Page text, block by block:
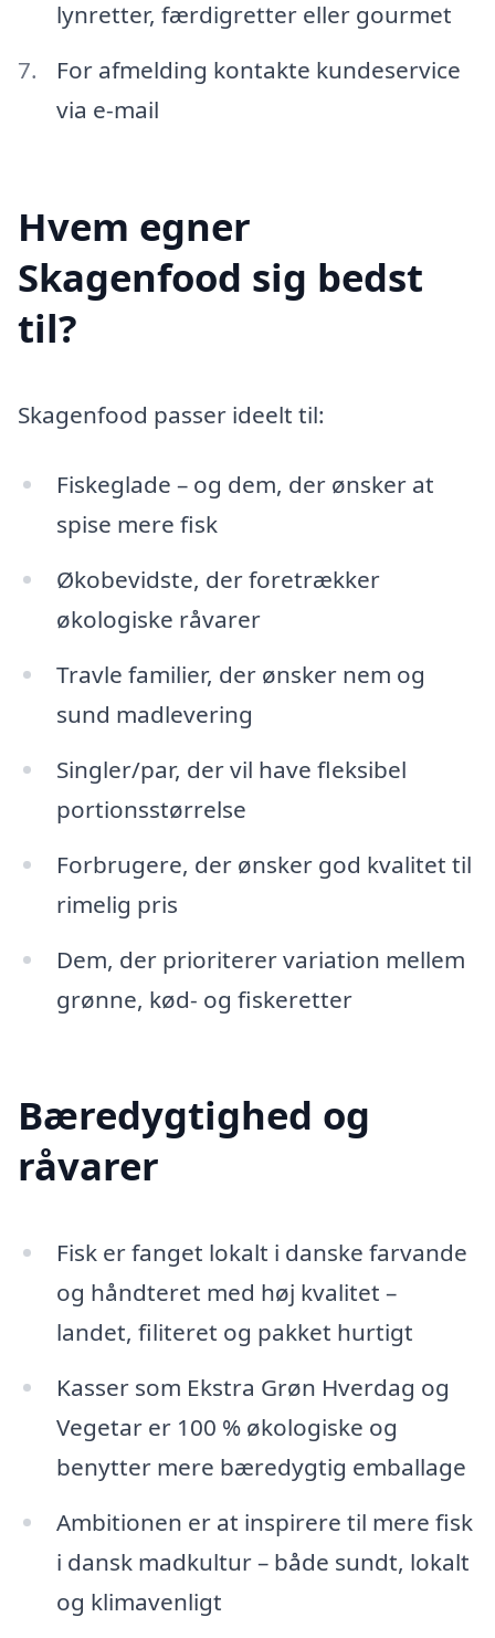
lynretter, færdigretter eller gourmet
For afmelding kontakte kundeservice
via e-mail
Hvem egner
Skagenfood sig bedst
til?
Skagenfood passer ideelt til:
Fiskeglade – og dem, der ønsker at
spise mere fisk
Økobevidste, der foretrækker
økologiske råvarer
Travle familier, der ønsker nem og
sund madlevering
Singler/par, der vil have fleksibel
portionsstørrelse
Forbrugere, der ønsker god kvalitet til
rimelig pris
Dem, der prioriterer variation mellem
grønne, kød- og fiskeretter
Bæredygtighed og
råvarer
Fisk er fanget lokalt i danske farvande
og håndteret med høj kvalitet –
landet, filiteret og pakket hurtigt
Kasser som Ekstra Grøn Hverdag og
Vegetar er 100 % økologiske og
benytter mere bæredygtig emballage
Ambitionen er at inspirere til mere fisk
i dansk madkultur – både sundt, lokalt
og klimavenligt